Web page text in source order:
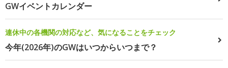
GWイベントカレンダー
連休中の各機関の対応など、気になることをチェック
今年(2026年)のGWはいつからいつまで？